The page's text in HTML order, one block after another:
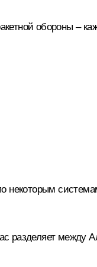
обороны –
некоторым
разделяет между